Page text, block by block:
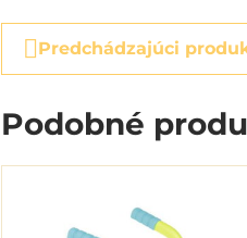
Predchádzajúci
Podobné